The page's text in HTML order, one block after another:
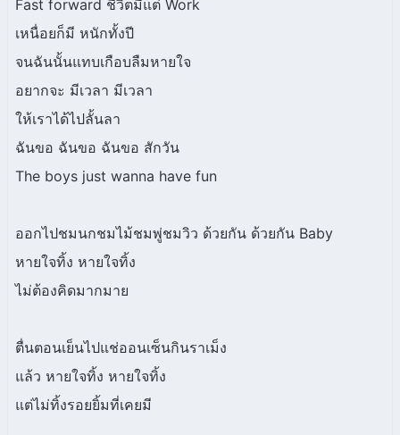
Fast forward ชีวิตมีแต่ Work
เหนื่อยก็มี หนักทั้งปี
จนฉันนั้นแทบเกือบลืมหายใจ
อยากจะ มีเวลา มีเวลา
ให้เราได้ไปลั้นลา
ฉันขอ ฉันขอ ฉันขอ สักวัน
The boys just wanna have fun
ออกไปชมนกชมไม้ชมพู่ชมวิว ด้วยกัน ด้วยกัน Baby
หายใจทิ้ง หายใจทิ้ง
ไม่ต้องคิดมากมาย
ตื่นตอนเย็นไปแช่ออนเซ็นกินราเม็ง
แล้ว หายใจทิ้ง หายใจทิ้ง
แต่ไม่ทิ้งรอยยิ้มที่เคยมี